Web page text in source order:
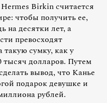
Birkin считается
чтобы получить ее,
на десятки лет, а
превосходят
сумку, как у
долларов. Путем
вывод, что Канье
подарок девушке и
рублей.